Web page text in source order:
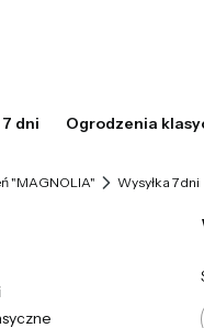
dni Ogrodzenia
"MAGNOLIA" Wysyłka 7 dni